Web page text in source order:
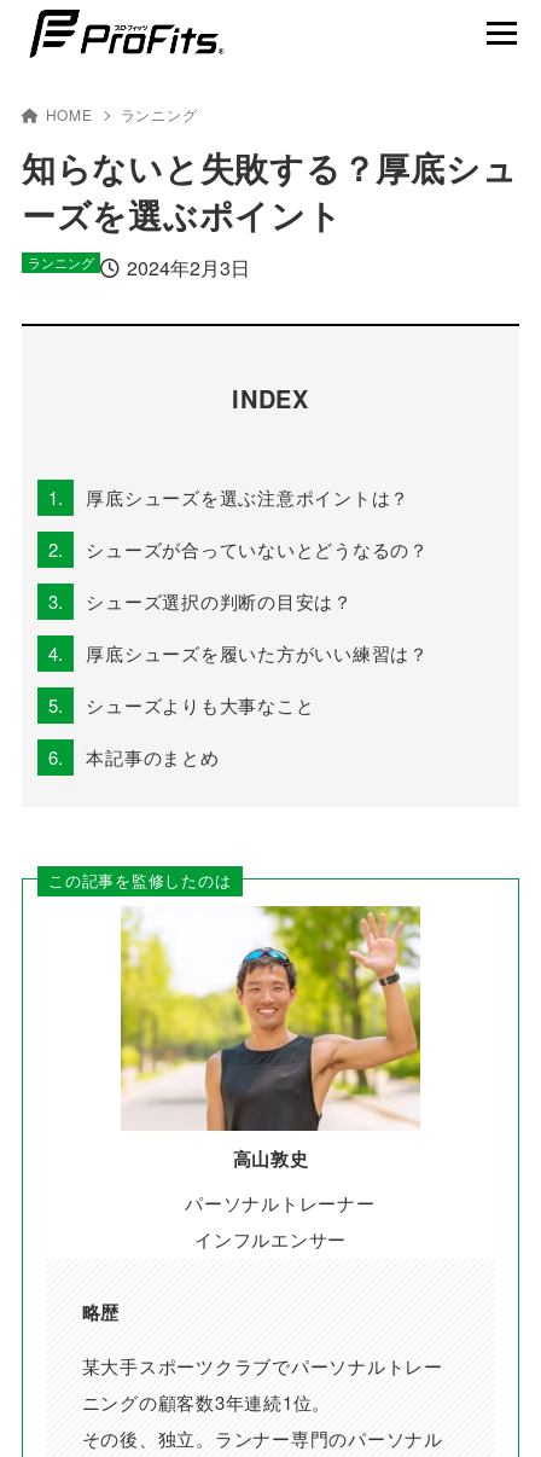
NEWS一覧
プロ･フィッツ®とは
製品ラインナップ
アスリート
HOME ランニング
知らないと失敗する？厚底シュ
ーズを選ぶポイント
2024年2月3日
ランニング
INDEX
1. 厚底シューズを選ぶ注意ポイントは？
2. シューズが合っていないとどうなるの？
3. シューズ選択の判断の目安は？
4. 厚底シューズを履いた方がいい練習は？
5. シューズよりも大事なこと
6. 本記事のまとめ
この記事を監修したのは
高山敦史
パーソナルトレーナー
インフルエンサー
略歴
某大手スポーツクラブでパーソナルトレー
ニングの顧客数3年連続1位。
その後、独立。ランナー専門のパーソナル